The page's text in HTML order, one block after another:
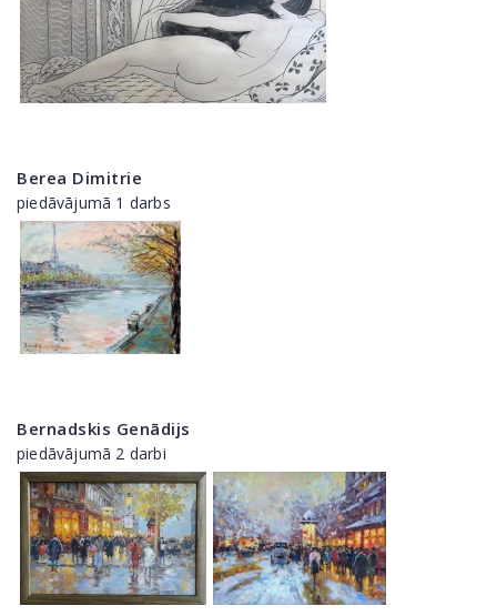
Berea Dimitrie
piedāvājumā 1 darbs
Bernadskis Genādijs
piedāvājumā 2 darbi